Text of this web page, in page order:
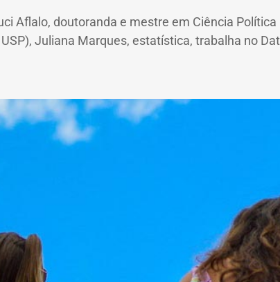
Aflalo, doutoranda e mestre em Ciência
USP), Juliana Marques, estatística, trabalha no